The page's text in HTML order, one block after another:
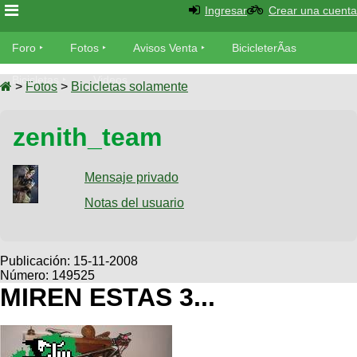
Foro
Foro
MecÃ¡nica
Fotos
SUBÃ
Galeria
Bicicletas
Viajes
Descenso
Dirt
Avisos
Ventas
SUBÃ
Buscar
Ultimos
Fotos
BicicleterÃ­
Bicicletas
Tandem
Videos
Cicloturismo
Ingresar Crear una cuenta
Foro Fotos Avisos Venta BicicleterÃ­as
Bicicletas Videos
> Fotos > Bicicletas solamente
zenith_team
Mensaje privado
Notas del usuario
Publicación: 15-11-2008
Número: 149525
MIREN ESTAS 3...